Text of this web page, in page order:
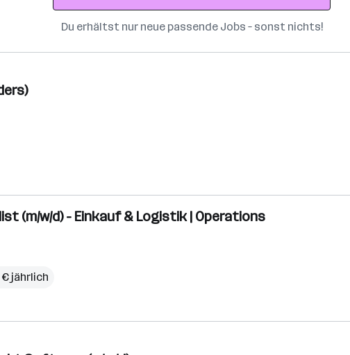
Du erhältst nur neue passende Jobs – sonst nichts!
(m/w/d) - Einkauf & Logistik | Operations
jährlich